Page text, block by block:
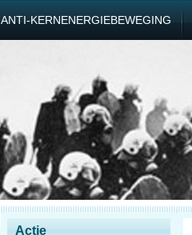
ANTI-KERNENERGIEBEWEGING
Actie